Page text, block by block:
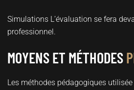
Simulations L’évaluation se fera
professionnel.
MOYENS ET MÉTHODES
Les méthodes pédagogiques